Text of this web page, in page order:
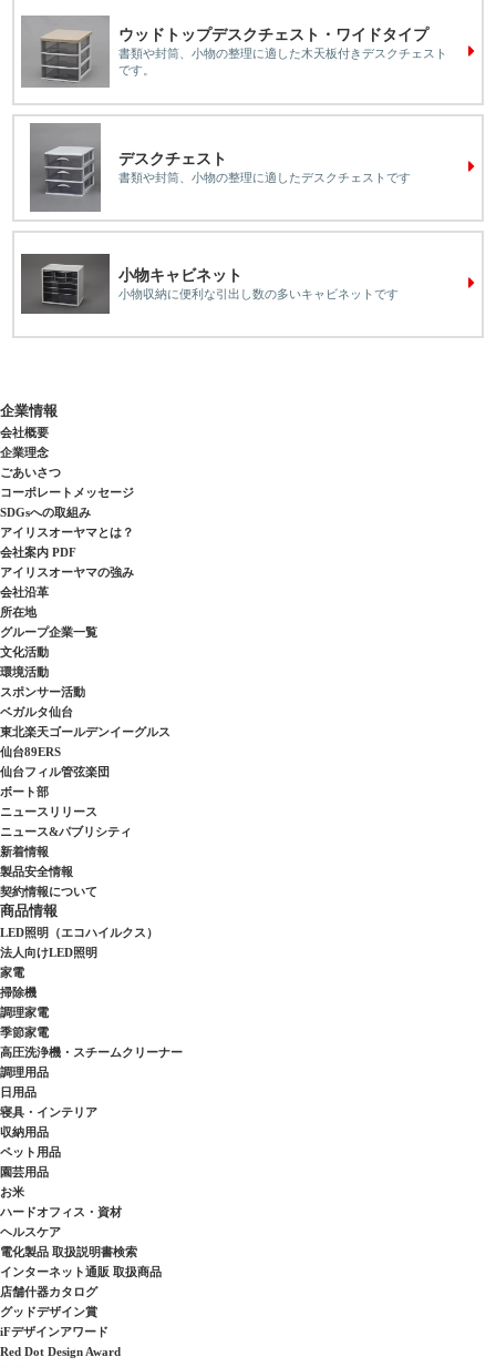
ウッドトップデスクチェスト・ワイドタイプ
書類や封筒、小物の整理に適した木天板付きデスクチェスト
です。
デスクチェスト
書類や封筒、小物の整理に適したデスクチェストです
小物キャビネット
小物収納に便利な引出し数の多いキャビネットです
企業情報
会社概要
企業理念
ごあいさつ
コーポレートメッセージ
SDGsへの取組み
アイリスオーヤマとは？
会社案内 PDF
アイリスオーヤマの強み
会社沿革
所在地
グループ企業一覧
文化活動
環境活動
スポンサー活動
ベガルタ仙台
東北楽天ゴールデンイーグルス
仙台89ERS
仙台フィル管弦楽団
ボート部
ニュースリリース
ニュース&パブリシティ
新着情報
製品安全情報
契約情報について
商品情報
LED照明（エコハイルクス）
法人向けLED照明
家電
掃除機
調理家電
季節家電
高圧洗浄機・スチームクリーナー
調理用品
日用品
寝具・インテリア
収納用品
ペット用品
園芸用品
お米
ハードオフィス・資材
ヘルスケア
電化製品 取扱説明書検索
インターネット通販 取扱商品
店舗什器カタログ
グッドデザイン賞
iFデザインアワード
Red Dot Design Award